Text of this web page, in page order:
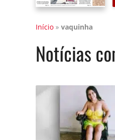
Início » vaquinha
Notícias